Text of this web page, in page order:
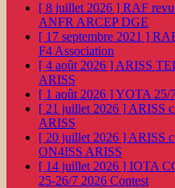
[ 8 juillet 2026 ] RAF
ANFR ARCEP DGE
[ 17 septembre 2021 ]
F4 Association
[ 4 août 2026 ] ARISS
ARISS
[ 1 août 2026 ]YOTA 25/
[ 21 juillet 2026 ] ARISS
ARISS
[ 20 juillet 2026 ] ARISS
ON4ISS ARISS
[ 14 juillet 2026 ] IOTA
25-26/7 2026 Contest